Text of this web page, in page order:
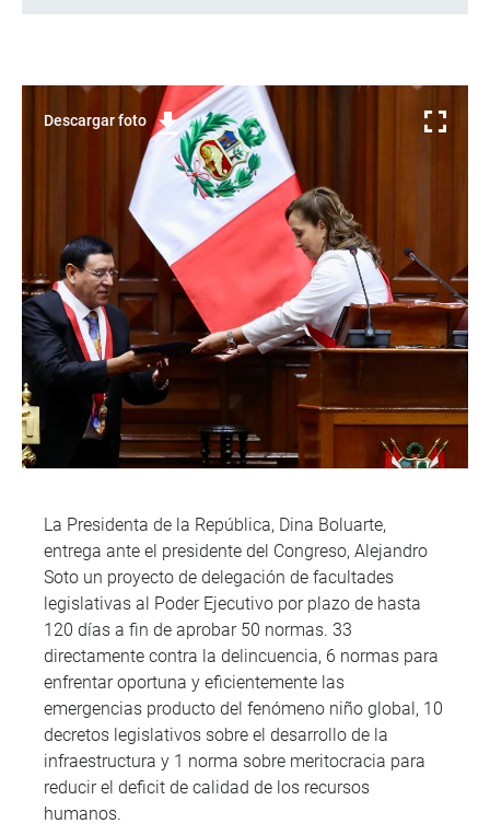
Descargar foto
La Presidenta de la República, Dina Boluarte,
entrega ante el presidente del Congreso, Alejandro
Soto un proyecto de delegación de facultades
legislativas al Poder Ejecutivo por plazo de hasta
120 días a fin de aprobar 50 normas. 33
directamente contra la delincuencia, 6 normas para
enfrentar oportuna y eficientemente las
emergencias producto del fenómeno niño global, 10
decretos legislativos sobre el desarrollo de la
infraestructura y 1 norma sobre meritocracia para
reducir el deficit de calidad de los recursos
humanos.